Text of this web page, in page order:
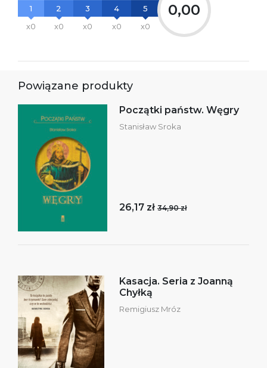
1
x0
2
x0
3
x0
4
x0
5
x0
0,00
Powiązane produkty
Początki państw. Węgry
Stanisław Sroka
26,17 zł 34,90 zł
Kasacja. Seria z Joanną
Chyłką
Remigiusz Mróz